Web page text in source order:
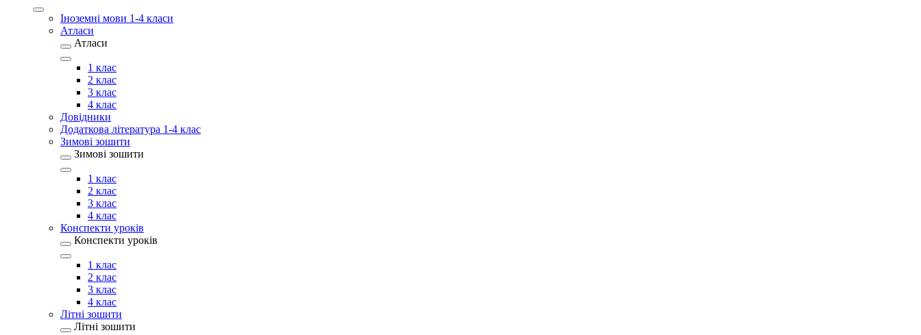
Іноземні мови 1-4 класи
Атласи
Атласи
1 клас
2 клас
3 клас
4 клас
Довідники
Додаткова література 1-4 клас
Зимові зошити
Зимові зошити
1 клас
2 клас
3 клас
4 клас
Конспекти уроків
Конспекти уроків
1 клас
2 клас
3 клас
4 клас
Літні зошити
Літні зошити